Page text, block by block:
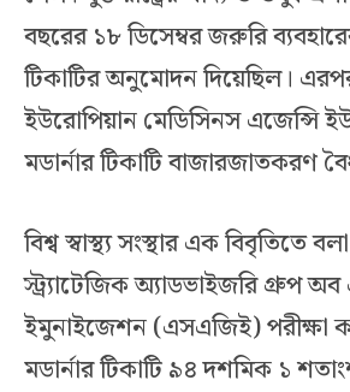
বছরের ১৮ ডিসেম্বর জরুরি
টিকাটির অনুমোদন দিয়েছিল।
ইউরোপিয়ান মেডিসিনস এজেন্সি
মডার্নার টিকাটি বাজারজাতকরণ
বিশ্ব স্বাস্থ্য সংস্থার এক বিবৃতিতে
স্ট্র্যাটেজিক অ্যাডভাইজরি গ্রুপ
ইমুনাইজেশন (এসএজিই) পরীক্ষা
মডার্নার টিকাটি ৯৪ দশমিক ১